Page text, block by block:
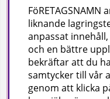
Företagsuppgifter
Visab i Skandinavien
Din lokala leverantör
Hjärtlandavägen 17,
FöRETAGSNAMN
liknande
anpassat
och en bättre
bekräftar att du
samtycker till vår
genom att klicka